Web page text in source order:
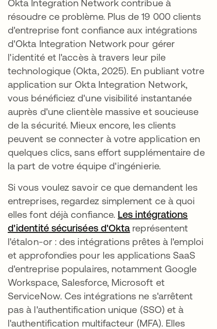
Okta Integration Network contribue à
résoudre ce problème. Plus de 19 000 clients
d'entreprise font confiance aux intégrations
d'Okta Integration Network pour gérer
l'identité et l'accès à travers leur pile
technologique (Okta, 2025). En publiant votre
application sur Okta Integration Network,
vous bénéficiez d'une visibilité instantanée
auprès d'une clientèle massive et soucieuse
de la sécurité. Mieux encore, les clients
peuvent se connecter à votre application en
quelques clics, sans effort supplémentaire de
la part de votre équipe d'ingénierie.
Si vous voulez savoir ce que demandent les
entreprises, regardez simplement ce à quoi
elles font déjà confiance. Les intégrations
d'identité sécurisées d'Okta représentent
l'étalon-or : des intégrations prêtes à l'emploi
et approfondies pour les applications SaaS
d'entreprise populaires, notamment Google
Workspace, Salesforce, Microsoft et
ServiceNow. Ces intégrations ne s'arrêtent
pas à l'authentification unique (SSO) et à
l'authentification multifacteur (MFA). Elles